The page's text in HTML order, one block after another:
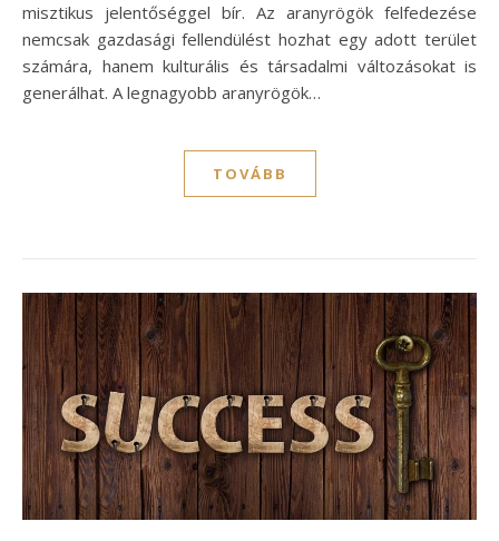
misztikus jelentőséggel bír. Az aranyrögök felfedezése
nemcsak gazdasági fellendülést hozhat egy adott terület
számára, hanem kulturális és társadalmi változásokat is
generálhat. A legnagyobb aranyrögök…
TOVÁBB